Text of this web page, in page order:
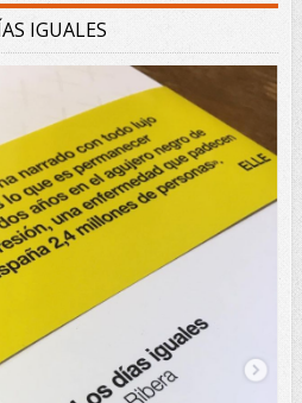
IGUALES